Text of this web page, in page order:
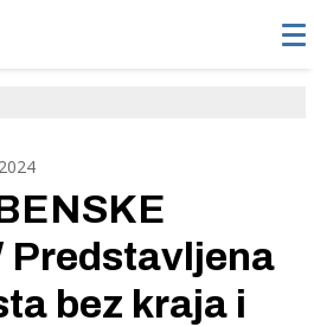
Predstavljena
bez kraja i